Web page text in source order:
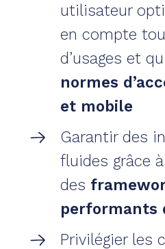
utilisateur
en compte
d’usages et
normes
et mobile
Garantir des
fluides grâce
des
performants
Privilégier les